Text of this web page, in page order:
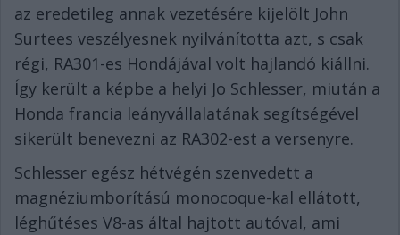
az eredetileg annak vezetésére kijelölt John
Surtees veszélyesnek nyilvánította azt, s csak
régi, RA301-es Hondájával volt hajlandó kiállni.
Így került a képbe a helyi Jo Schlesser, miután a
Honda francia leányvállalatának segítségével
sikerült benevezni az RA302-est a versenyre.
Schlesser egész hétvégén szenvedett a
magnéziumborítású monocoque-kal ellátott,
léghűtéses V8-as által hajtott autóval, ami